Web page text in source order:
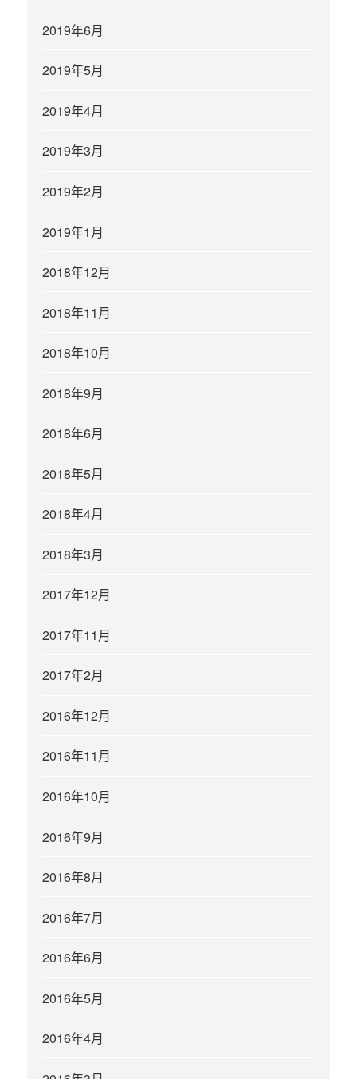
2019年6月
2019年5月
2019年4月
2019年3月
2019年2月
2019年1月
2018年12月
2018年11月
2018年10月
2018年9月
2018年6月
2018年5月
2018年4月
2018年3月
2017年12月
2017年11月
2017年2月
2016年12月
2016年11月
2016年10月
2016年9月
2016年8月
2016年7月
2016年6月
2016年5月
2016年4月